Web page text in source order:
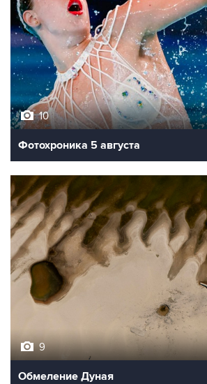
10
Фотохроника 5 августа
9
Обмеление Дуная